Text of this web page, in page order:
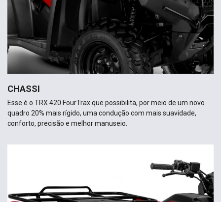
CHASSI
Esse é o TRX 420 FourTrax que possibilita, por meio de um novo
quadro 20% mais rígido, uma condução com mais suavidade,
conforto, precisão e melhor manuseio.